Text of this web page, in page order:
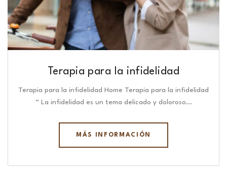
Terapia para la infidelidad
Terapia para la infidelidad Home Terapia para la infidelidad
“ La infidelidad es un tema delicado y doloroso…
MÁS INFORMACIÓN